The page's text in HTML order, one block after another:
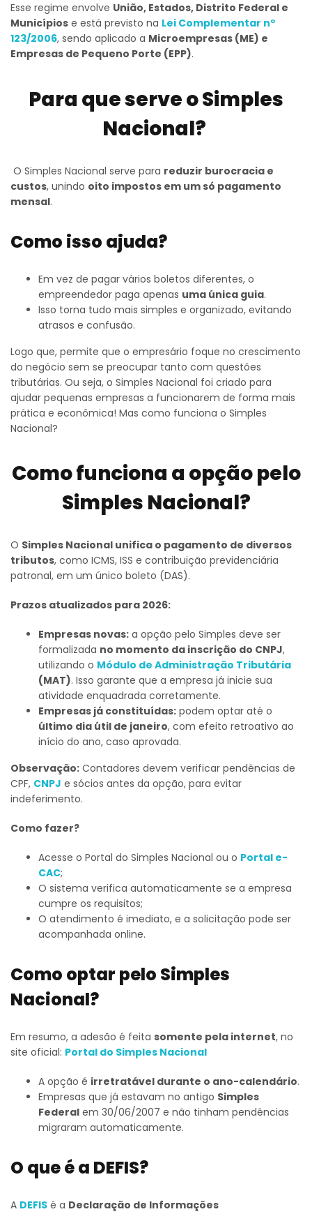
Esse regime envolve União, Estados, Distrito Federal e
Municípios e está previsto na Lei Complementar nº
123/2006, sendo aplicado a Microempresas (ME) e
Empresas de Pequeno Porte (EPP).
Para que serve o Simples
Nacional?
O Simples Nacional serve para reduzir burocracia e
custos, unindo oito impostos em um só pagamento
mensal.
Como isso ajuda?
Em vez de pagar vários boletos diferentes, o
empreendedor paga apenas uma única guia.
Isso torna tudo mais simples e organizado, evitando
atrasos e confusão.
Logo que, permite que o empresário foque no crescimento
do negócio sem se preocupar tanto com questões
tributárias. Ou seja, o Simples Nacional foi criado para
ajudar pequenas empresas a funcionarem de forma mais
prática e econômica! Mas como funciona o Simples
Nacional?
Como funciona a opção pelo
Simples Nacional?
O Simples Nacional unifica o pagamento de diversos
tributos, como ICMS, ISS e contribuição previdenciária
patronal, em um único boleto (DAS).
Prazos atualizados para 2026:
Empresas novas: a opção pelo Simples deve ser
formalizada no momento da inscrição do CNPJ,
utilizando o Módulo de Administração Tributária
(MAT). Isso garante que a empresa já inicie sua
atividade enquadrada corretamente.
Empresas já constituídas: podem optar até o
último dia útil de janeiro, com efeito retroativo ao
início do ano, caso aprovada.
Observação: Contadores devem verificar pendências de
CPF, CNPJ e sócios antes da opção, para evitar
indeferimento.
Como fazer?
Acesse o Portal do Simples Nacional ou o Portal e-
CAC;
O sistema verifica automaticamente se a empresa
cumpre os requisitos;
O atendimento é imediato, e a solicitação pode ser
acompanhada online.
Como optar pelo Simples
Nacional?
Em resumo, a adesão é feita somente pela internet, no
site oficial: Portal do Simples Nacional
A opção é irretratável durante o ano-calendário.
Empresas que já estavam no antigo Simples
Federal em 30/06/2007 e não tinham pendências
migraram automaticamente.
O que é a DEFIS?
A DEFIS é a Declaração de Informações